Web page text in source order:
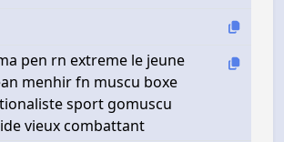
pen rn extreme le jeune
menhir fn muscu boxe
sport gomuscu
vieux combattant